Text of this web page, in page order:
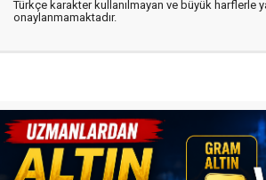
Türkçe karakter kullanılmayan ve büyük harflerle
onaylanmamaktadır.